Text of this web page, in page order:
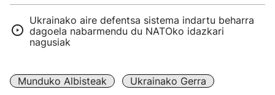
Ukrainako aire defentsa sistema indartu beharra
dagoela nabarmendu du NATOko idazkari
nagusiak
Munduko Albisteak
Ukrainako Gerra